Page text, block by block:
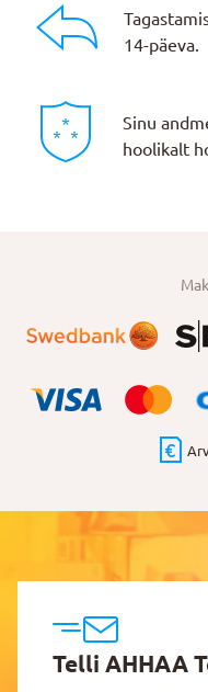
14-päeva.
Sinu
hoolikalt
Telli AHHAA